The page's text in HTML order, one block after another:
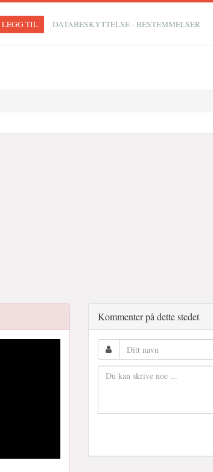
LEGG TIL DATABESKYTTELSE - BESTEMMELSER
Kommenter på dette stedet